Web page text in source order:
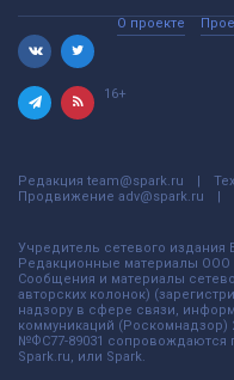
О проекте
16+
Редакция team@spark.ru
Продвижение adv@spark.ru
Учредитель сетевого издания
Редакционные материалы ООО
Сообщения и материалы
авторских колонок)
надзору в сфере связи,
коммуникаций (Роскомнадзор)
№ФС77-89031 сопровождаются
Spark.ru, или Spark.